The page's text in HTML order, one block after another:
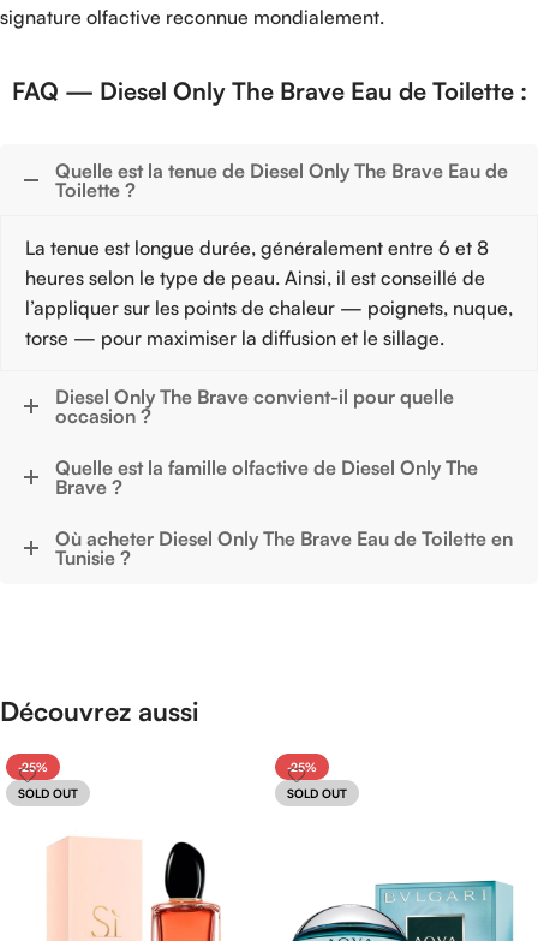
signature olfactive reconnue mondialement.
FAQ — Diesel Only The Brave Eau de Toilette :
Quelle est la tenue de Diesel Only The Brave Eau de
Toilette ?
La tenue est longue durée, généralement entre 6 et 8
heures selon le type de peau. Ainsi, il est conseillé de
l’appliquer sur les points de chaleur — poignets, nuque,
torse — pour maximiser la diffusion et le sillage.
Diesel Only The Brave convient-il pour quelle
occasion ?
Quelle est la famille olfactive de Diesel Only The
Brave ?
Où acheter Diesel Only The Brave Eau de Toilette en
Tunisie ?
Découvrez aussi
-25%
SOLD OUT
-25%
SOLD OUT